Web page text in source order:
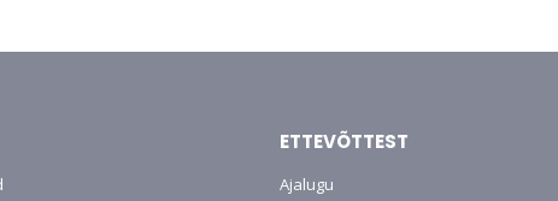
ETTEVÕTTEST
Ajalugu